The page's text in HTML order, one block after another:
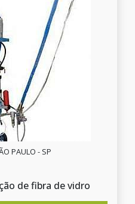
PAULO - SP
de fibra de vidro